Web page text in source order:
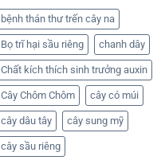
bệnh thán thư trến cây na
Bọ trĩ hại sầu riêng chanh dây
Chất kích thích sinh trưởng auxin
Cây Chôm Chôm cây có múi
cây dâu tây cây sung mỹ
cây sầu riêng